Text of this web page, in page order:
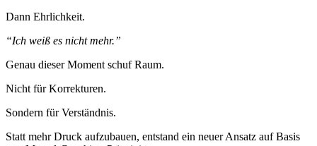
Dann Ehrlichkeit.
“Ich weiß es nicht mehr.”
Genau dieser Moment schuf Raum.
Nicht für Korrekturen.
Sondern für Verständnis.
Statt mehr Druck aufzubauen, entstand ein neuer Ansatz auf Basis